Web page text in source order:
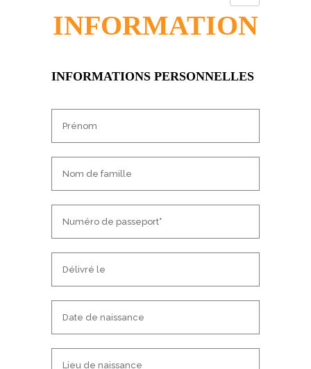
INFORMATION
INFORMATIONS PERSONNELLES